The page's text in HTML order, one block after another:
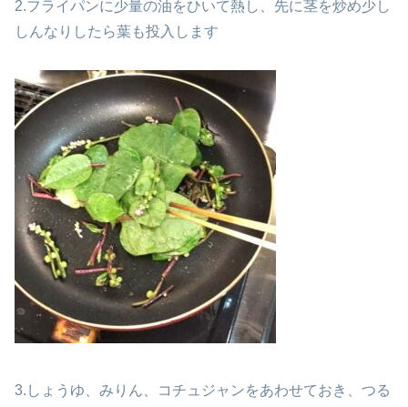
2.フライパンに少量の油をひいて熱し、先に茎を炒め少し
しんなりしたら葉も投入します
3.しょうゆ、みりん、コチュジャンをあわせておき、つる